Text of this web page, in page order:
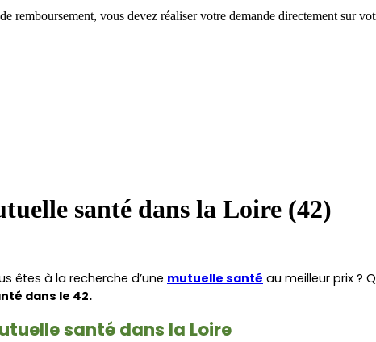
remboursement, vous devez réaliser votre demande directement sur
santé dans la Loire (42)
êtes à la recherche d’une mutuelle santé au meilleur prix ?
dans le 42.
santé dans la Loire